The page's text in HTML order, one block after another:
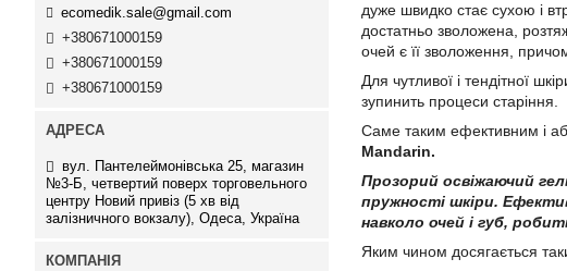
дуже швидко стає сухою і
достатньо зволожена,
очей є її зволоження,
Для чутливої і тендітної
зупинить процеси старіння.
Саме таким ефективним і
Mandarin.
Прозорий освіжаючий
пружності шкіри.
навколо очей і губ,
Яким чином досягається
ecomedik.sale@gmail.com
+380671000159
+380671000159
+380671000159
вул. Пантелеймонівська 25, магазин
№3-Б, четвертий поверх торговельного
центру Новий привіз (5 хв від
залізничного вокзалу), Одеса, Україна